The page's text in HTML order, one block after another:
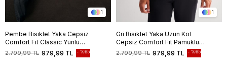
1
Pembe Bisiklet Yaka Cepsiz
Comfort Fit Classic Yünlü
Triko Kazak 1012255006
979,99 TL
2.799,99 TL %65
1
Gri Bisiklet Yaka Uzun Kol
Cepsiz Comfort Fit Pamuklu
Triko Kazak 1012255217
979,99 TL
2.799,99 TL %65